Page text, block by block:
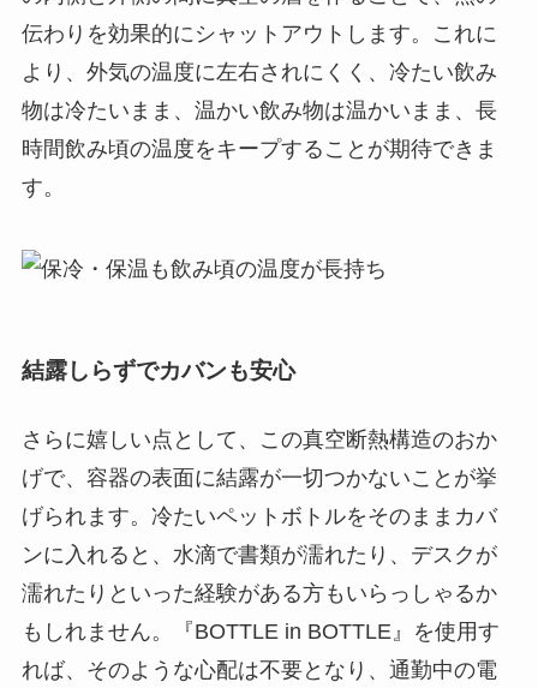
伝わりを効果的にシャットアウトします。これに
より、外気の温度に左右されにくく、冷たい飲み
物は冷たいまま、温かい飲み物は温かいまま、長
時間飲み頃の温度をキープすることが期待できま
す。
結露しらずでカバンも安心
さらに嬉しい点として、この真空断熱構造のおか
げで、容器の表面に結露が一切つかないことが挙
げられます。冷たいペットボトルをそのままカバ
ンに入れると、水滴で書類が濡れたり、デスクが
濡れたりといった経験がある方もいらっしゃるか
もしれません。『BOTTLE in BOTTLE』を使用す
れば、そのような心配は不要となり、通勤中の電